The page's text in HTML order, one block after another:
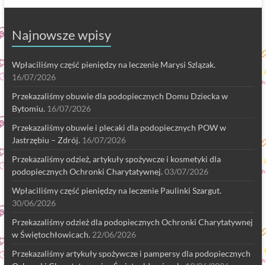
Najnowsze wpisy
Wpłaciliśmy część pieniędzy na leczenie Marysi Szlązak.
16/07/2026
Przekazaliśmy obuwie dla podopiecznych Domu Dziecka w
Bytomiu. 16/07/2026
Przekazaliśmy obuwie i plecaki dla podopiecznych POW w
Jastrzębiu – Zdrój. 16/07/2026
Przekazaliśmy odzież, artykuły spożywcze i kosmetyki dla
podopiecznych Ochronki Charytatywnej. 03/07/2026
Wpłaciliśmy część pieniędzy na leczenie Paulinki Szargut.
30/06/2026
Przekazaliśmy odzież dla podopiecznych Ochronki Charytatywnej
w Świętochłowicach. 22/06/2026
Przekazaliśmy artykuły spożywcze i pampersy dla podopiecznych